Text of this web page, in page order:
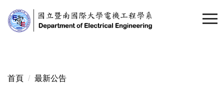
到
主
區
首頁 最新公告